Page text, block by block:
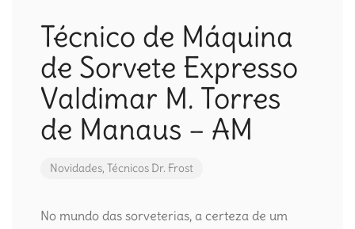
Técnico de Máquina
de Sorvete Expresso
Valdimar M. Torres
de Manaus – AM
Novidades, Técnicos Dr. Frost
No mundo das sorveterias, a certeza de um